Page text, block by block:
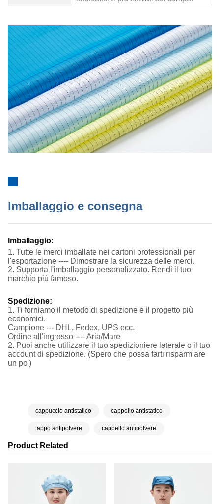
Product Related
Imballaggio e consegna
Imballaggio:
1. Tutte le merci imballate nei cartoni professionali per
l'esportazione ---- Dimostrare la sicurezza delle merci.
2. Supporta l'imballaggio personalizzato. Rendi il tuo
marchio più famoso.
Spedizione:
1. Ti forniamo il metodo di spedizione e il progetto più
economici.
Campione --- DHL, Fedex, UPS ecc.
Ordine all'ingrosso ---- Aria/Mare
2. Puoi anche utilizzare il tuo spedizioniere laterale o il tuo
account di spedizione. (Spero che possa farti risparmiare
un po')
cappuccio antistatico cappello antistatico
tappo antipolvere cappello antipolvere